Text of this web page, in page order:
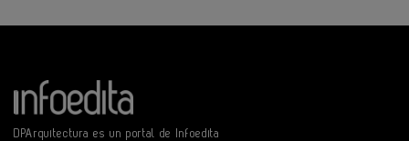
DPArquitectura es un portal de Infoedita